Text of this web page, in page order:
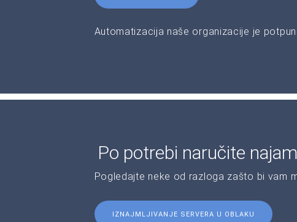
Automatizacija naše organizacije je
Po potrebi naručite
Pogledajte neke od razloga zašto bi vam
IZNAJMLJIVANJE SERVERA U OBLAKU